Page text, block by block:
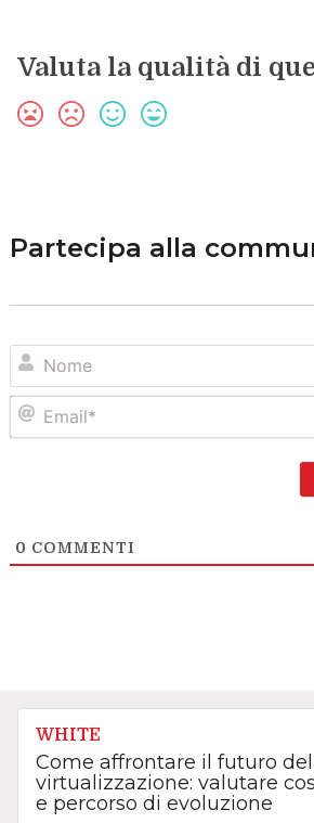
Valuta la qualità di
Partecipa alla
0 COMMENTI
WHITE
Come affrontare il futuro
virtualizzazione: valutare
e percorso di evoluzione